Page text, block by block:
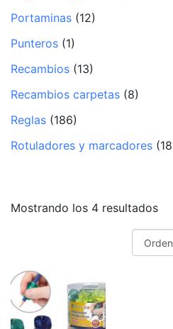
Portaminas (12)
Punteros (1)
Recambios (13)
Recambios carpetas (8)
Reglas (186)
Rotuladores y marcadores
Mostrando los 4 resultados